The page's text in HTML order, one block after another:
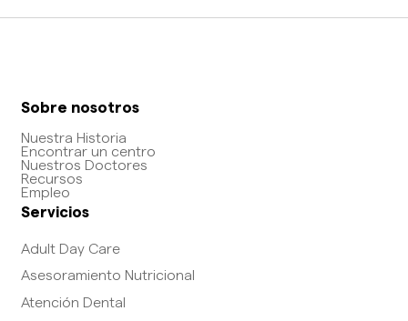
Sobre nosotros
Nuestra Historia
Encontrar un centro
Nuestros Doctores
Recursos
Empleo
Servicios
Adult Day Care
Asesoramiento Nutricional
Atención Dental